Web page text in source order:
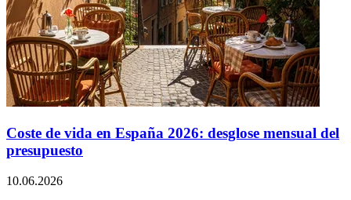
Coste de vida en España 2026: desglose mensual del
presupuesto
10.06.2026